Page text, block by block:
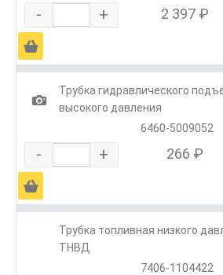
- + 2 397 ₽
Ä
1
Трубка гидравлического
высокого давления
6460-5009052
- + 266 ₽
Ä
Трубка топливная низкого
ТНВД
7406-1104422